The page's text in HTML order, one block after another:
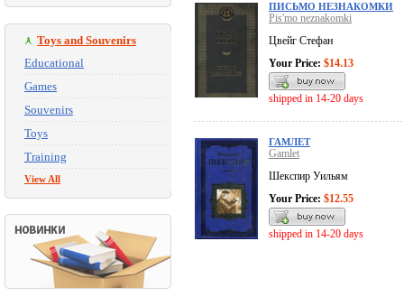
Toys and Souvenirs
Educational
Games
Souvenirs
Toys
Training
View All
ПИСЬМО НЕЗНАКОМКИ
Pis'mo neznakomki
Цвейг Стефан
Your Price: $14.13
shipped in 14-20 days
ГАМЛЕТ
Gamlet
Шекспир Уильям
Your Price: $12.55
shipped in 14-20 days